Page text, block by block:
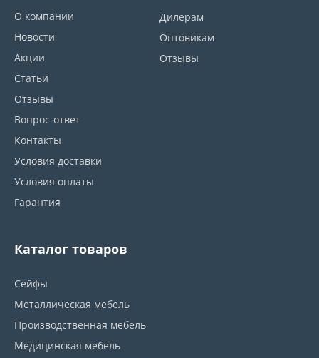
О компании
Новости
Акции
Статьи
Отзывы
Вопрос-ответ
Контакты
Условия доставки
Условия оплаты
Гарантия
Дилерам
Оптовикам
Отзывы
Каталог товаров
Сейфы
Металлическая мебель
Производственная мебель
Медицинская мебель